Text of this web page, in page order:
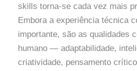
skills torna-se cada vez mais
Embora a experiência técnica
importante, são as qualidades
humano — adaptabilidade,
criatividade, pensamento